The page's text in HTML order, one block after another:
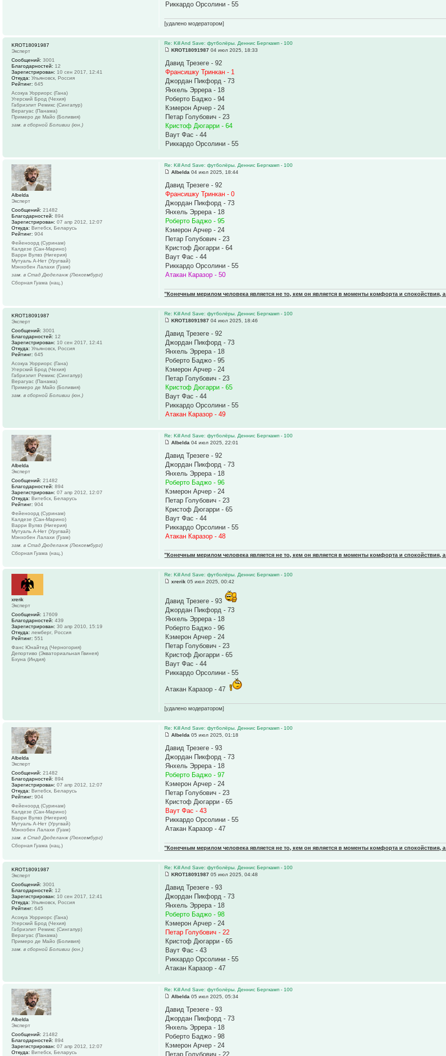
Риккардо Орсолини - 55
[удалено модератором]
Re: Kill And Save: футболёры. Деннис Бергкамп - 100
KROT18091987 04 июл 2025, 18:33
Давид Трезеге - 92
Франсишку Тринкан - 1
Джордан Пикфорд - 73
Янхель Эррера - 18
Роберто Баджо - 94
Кэмерон Арчер - 24
Петар Голубович - 23
Кристоф Дюгарри - 64
Ваут Фас - 44
Риккардо Орсолини - 55
KROT18091987
Эксперт
Сообщений: 3001
Благодарностей: 12
Зарегистрирован: 10 сен 2017, 12:41
Откуда: Ульяновск, Россия
Рейтинг: 645
Асокуа Уорриорс (Гана)
Угерский Брод (Чехия)
Габриэлит Ремикс (Сингапур)
Верагуас (Панама)
Примеро де Майо (Боливия)
зам. в сборной Боливии (юн.)
Re: Kill And Save: футболёры. Деннис Бергкамп - 100
Albelda 04 июл 2025, 18:44
Давид Трезеге - 92
Франсишку Тринкан - 0
Джордан Пикфорд - 73
Янхель Эррера - 18
Роберто Баджо - 95
Кэмерон Арчер - 24
Петар Голубович - 23
Кристоф Дюгарри - 64
Ваут Фас - 44
Риккардо Орсолини - 55
Атакан Каразор - 50
"Конечным мерилом человека является не то, кем он является в моменты комфорта и спокойствия,
Albelda
Эксперт
Сообщений: 21482
Благодарностей: 894
Зарегистрирован: 07 апр 2012, 12:07
Откуда: Витебск, Беларусь
Рейтинг: 904
Фейеноорд (Суринам)
Калдезе (Сан-Марино)
Варри Вулвз (Нигерия)
Мутуаль А-Нет (Уругвай)
Мэнхобен Лалахи (Гуам)
зам. в Стад Дюделанж (Люксембург)
Сборная Гуама (нац.)
Re: Kill And Save: футболёры. Деннис Бергкамп - 100
KROT18091987 04 июл 2025, 18:46
Давид Трезеге - 92
Джордан Пикфорд - 73
Янхель Эррера - 18
Роберто Баджо - 95
Кэмерон Арчер - 24
Петар Голубович - 23
Кристоф Дюгарри - 65
Ваут Фас - 44
Риккардо Орсолини - 55
Атакан Каразор - 49
KROT18091987
Эксперт
Сообщений: 3001
Благодарностей: 12
Зарегистрирован: 10 сен 2017, 12:41
Откуда: Ульяновск, Россия
Рейтинг: 645
Асокуа Уорриорс (Гана)
Угерский Брод (Чехия)
Габриэлит Ремикс (Сингапур)
Верагуас (Панама)
Примеро де Майо (Боливия)
зам. в сборной Боливии (юн.)
Re: Kill And Save: футболёры. Деннис Бергкамп - 100
Albelda 04 июл 2025, 22:01
Давид Трезеге - 92
Джордан Пикфорд - 73
Янхель Эррера - 18
Роберто Баджо - 96
Кэмерон Арчер - 24
Петар Голубович - 23
Кристоф Дюгарри - 65
Ваут Фас - 44
Риккардо Орсолини - 55
Атакан Каразор - 48
"Конечным мерилом человека является не то, кем он является в моменты комфорта и спокойствия,
Albelda
Эксперт
Сообщений: 21482
Благодарностей: 894
Зарегистрирован: 07 апр 2012, 12:07
Откуда: Витебск, Беларусь
Рейтинг: 904
Фейеноорд (Суринам)
Калдезе (Сан-Марино)
Варри Вулвз (Нигерия)
Мутуаль А-Нет (Уругвай)
Мэнхобен Лалахи (Гуам)
зам. в Стад Дюделанж (Люксембург)
Сборная Гуама (нац.)
Re: Kill And Save: футболёры. Деннис Бергкамп - 100
xrerik 05 июл 2025, 00:42
Давид Трезеге - 93
Джордан Пикфорд - 73
Янхель Эррера - 18
Роберто Баджо - 96
Кэмерон Арчер - 24
Петар Голубович - 23
Кристоф Дюгарри - 65
Ваут Фас - 44
Риккардо Орсолини - 55
Атакан Каразор - 47
[удалено модератором]
xrerik
Эксперт
Сообщений: 17609
Благодарностей: 439
Зарегистрирован: 30 апр 2010, 15:19
Откуда: лемберг, Россия
Рейтинг: 551
Фанс Юнайтед (Черногория)
Депортиво (Экваториальная Гвинея)
Бхуна (Индия)
Re: Kill And Save: футболёры. Деннис Бергкамп - 100
Albelda 05 июл 2025, 01:18
Давид Трезеге - 93
Джордан Пикфорд - 73
Янхель Эррера - 18
Роберто Баджо - 97
Кэмерон Арчер - 24
Петар Голубович - 23
Кристоф Дюгарри - 65
Ваут Фас - 43
Риккардо Орсолини - 55
Атакан Каразор - 47
"Конечным мерилом человека является не то, кем он является в моменты комфорта и спокойствия,
Albelda
Эксперт
Сообщений: 21482
Благодарностей: 894
Зарегистрирован: 07 апр 2012, 12:07
Откуда: Витебск, Беларусь
Рейтинг: 904
Фейеноорд (Суринам)
Калдезе (Сан-Марино)
Варри Вулвз (Нигерия)
Мутуаль А-Нет (Уругвай)
Мэнхобен Лалахи (Гуам)
зам. в Стад Дюделанж (Люксембург)
Сборная Гуама (нац.)
Re: Kill And Save: футболёры. Деннис Бергкамп - 100
KROT18091987 05 июл 2025, 04:48
Давид Трезеге - 93
Джордан Пикфорд - 73
Янхель Эррера - 18
Роберто Баджо - 98
Кэмерон Арчер - 24
Петар Голубович - 22
Кристоф Дюгарри - 65
Ваут Фас - 43
Риккардо Орсолини - 55
Атакан Каразор - 47
KROT18091987
Эксперт
Сообщений: 3001
Благодарностей: 12
Зарегистрирован: 10 сен 2017, 12:41
Откуда: Ульяновск, Россия
Рейтинг: 645
Асокуа Уорриорс (Гана)
Угерский Брод (Чехия)
Габриэлит Ремикс (Сингапур)
Верагуас (Панама)
Примеро де Майо (Боливия)
зам. в сборной Боливии (юн.)
Re: Kill And Save: футболёры. Деннис Бергкамп - 100
Albelda 05 июл 2025, 05:34
Давид Трезеге - 93
Джордан Пикфорд - 73
Янхель Эррера - 18
Роберто Баджо - 98
Кэмерон Арчер - 24
Петар Голубович - 22
Albelda
Эксперт
Сообщений: 21482
Благодарностей: 894
Зарегистрирован: 07 апр 2012, 12:07
Откуда: Витебск, Беларусь